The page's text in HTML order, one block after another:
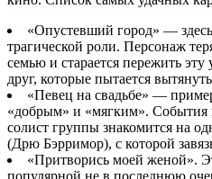
«Опустевший город» — здесь
трагической роли. Персонаж
семью и старается пережить эту
друг, которые пытается
«Певец на свадьбе» —
«добрым» и «мягким». События
солист группы знакомится на
(Дрю Бэрримор), с которой
«Притворись моей женой».